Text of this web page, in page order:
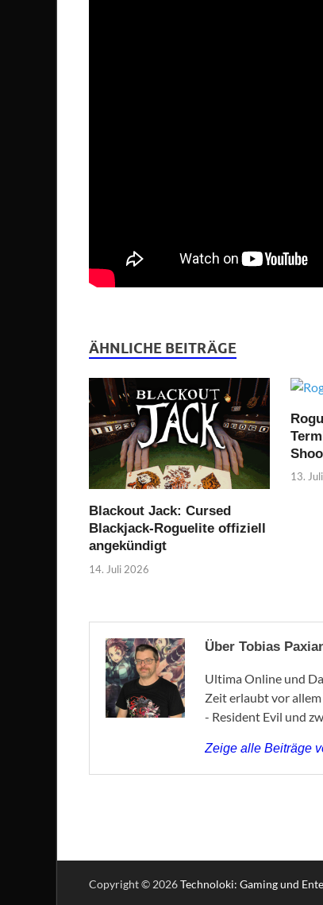
ÄHNLICHE BEITRÄGE
Blackout Jack: Cursed
Blackjack-Roguelite offiziell
angekündigt
14. Juli 2026
13.
Über Tobias
Ultima Online und
Zeit erlaubt vor
- Resident Evil und
Zeige alle Beiträge
Copyright © 2026Technoloki: Gaming und